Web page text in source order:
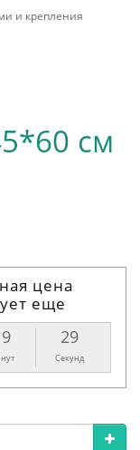
и крепления
см
цена
еще
28
Секунд